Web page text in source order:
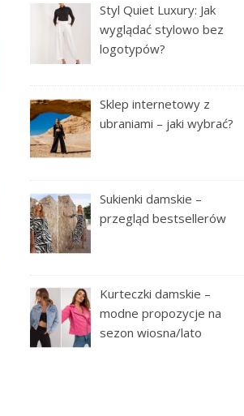
Styl Quiet Luxury: Jak
wyglądać stylowo bez
logotypów?
Sklep internetowy z
ubraniami – jaki wybrać?
Sukienki damskie –
przegląd bestsellerów
Kurteczki damskie –
modne propozycje na
sezon wiosna/lato